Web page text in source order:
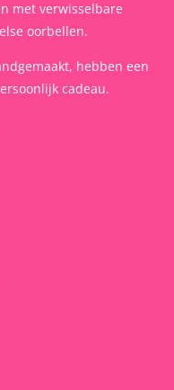
met verwisselbare
oorbellen.
hebben een
cadeau.